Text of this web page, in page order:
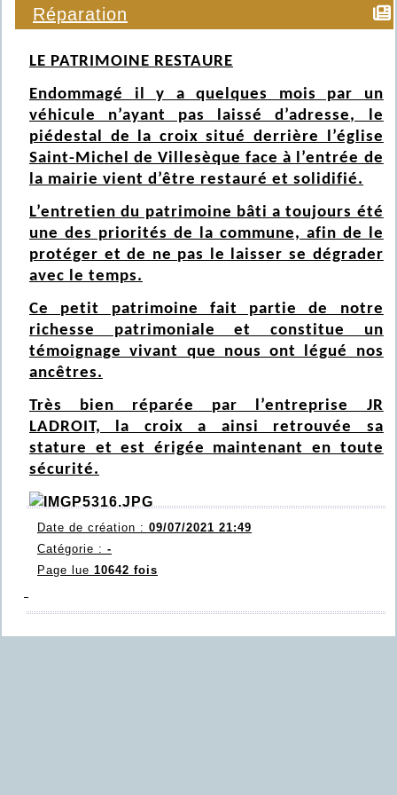
Réparation
LE PATRIMOINE RESTAURE
Endommagé il y a quelques mois par un
véhicule n’ayant pas laissé d’adresse, le
piédestal de la croix situé derrière l’église
Saint-Michel de Villesèque face à l’entrée de
la mairie vient d’être restauré et solidifié.
L’entretien du patrimoine bâti a toujours été
une des priorités de la commune, afin de le
protéger et de ne pas le laisser se dégrader
avec le temps.
Ce petit patrimoine fait partie de notre
richesse patrimoniale et constitue un
témoignage vivant que nous ont légué nos
ancêtres.
Très bien réparée par l’entreprise JR
LADROIT, la croix a ainsi retrouvée sa
stature et est érigée maintenant en toute
sécurité.
Date de création : 09/07/2021 21:49
Catégorie : -
Page lue 10642 fois